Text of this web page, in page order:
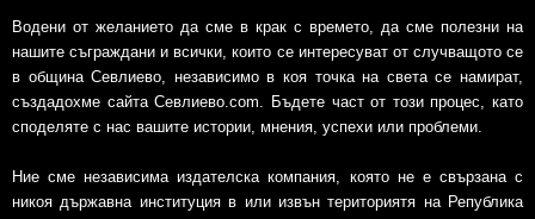
Водени от желанието да сме в крак с времето, да сме полезни на
нашите съграждани и всички, които се интересуват от случващото се
в община Севлиево, независимо в коя точка на света се намират,
създадохме сайта Севлиево.com. Бъдете част от този процес, като
споделяте с нас вашите истории, мнения, успехи или проблеми.
Ние сме независима издателска компания, която не е свързана с
никоя държавна институция в или извън териториятя на Република